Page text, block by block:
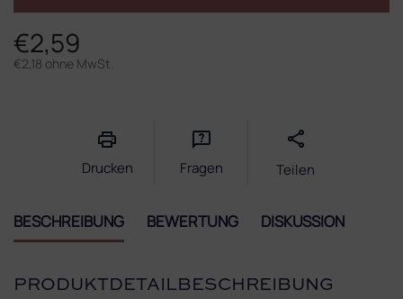
€2,59
€2,18 ohne MwSt.
Drucken Fragen Teilen
BESCHREIBUNG BEWERTUNG DISKUSSION
PRODUKTDETAILBESCHREIBUNG